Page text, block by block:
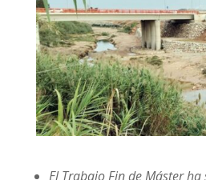
El Trabajo Fin de Máster